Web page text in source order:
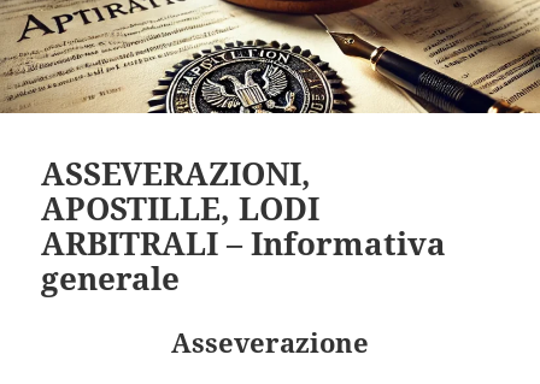
ASSEVERAZIONI,
APOSTILLE, LODI
ARBITRALI – Informativa
generale
Asseverazione